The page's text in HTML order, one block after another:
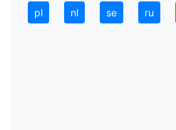
pl nl se ru